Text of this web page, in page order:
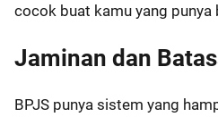
cocok buat kamu yang punya
Jaminan dan
BPJS punya sistem yang